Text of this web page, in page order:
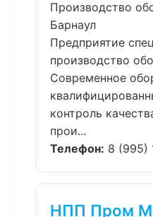
Производство
Барнаул
Предприятие
производство
Современное
контроль
прои...
Телефон: 8 (995)
НПП Пром